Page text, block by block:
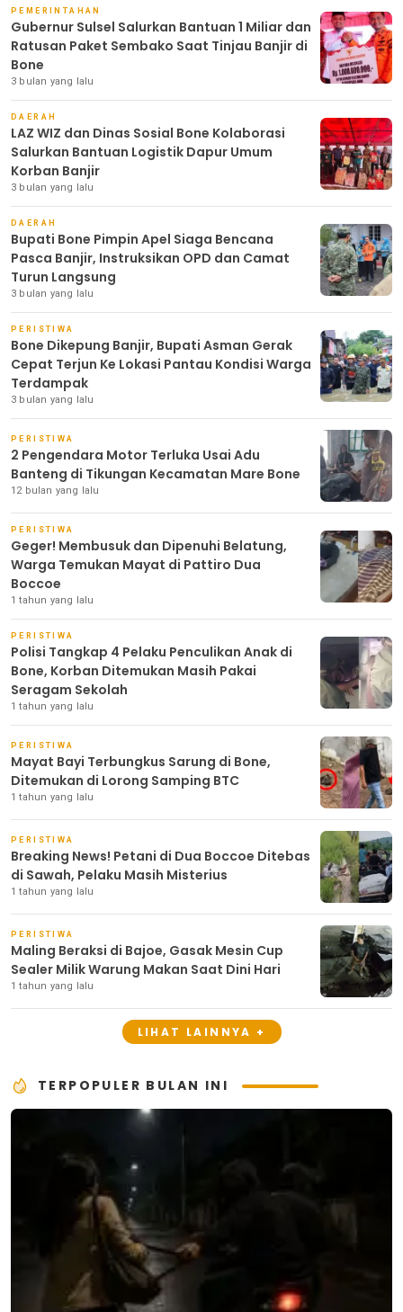
PEMERINTAHAN
Gubernur Sulsel Salurkan Bantuan 1 Miliar dan
Ratusan Paket Sembako Saat Tinjau Banjir di
Bone
3 bulan yang lalu
DAERAH
LAZ WIZ dan Dinas Sosial Bone Kolaborasi
Salurkan Bantuan Logistik Dapur Umum
Korban Banjir
3 bulan yang lalu
DAERAH
Bupati Bone Pimpin Apel Siaga Bencana
Pasca Banjir, Instruksikan OPD dan Camat
Turun Langsung
3 bulan yang lalu
PERISTIWA
Bone Dikepung Banjir, Bupati Asman Gerak
Cepat Terjun Ke Lokasi Pantau Kondisi Warga
Terdampak
3 bulan yang lalu
PERISTIWA
2 Pengendara Motor Terluka Usai Adu
Banteng di Tikungan Kecamatan Mare Bone
12 bulan yang lalu
PERISTIWA
Geger! Membusuk dan Dipenuhi Belatung,
Warga Temukan Mayat di Pattiro Dua
Boccoe
1 tahun yang lalu
PERISTIWA
Polisi Tangkap 4 Pelaku Penculikan Anak di
Bone, Korban Ditemukan Masih Pakai
Seragam Sekolah
1 tahun yang lalu
PERISTIWA
Mayat Bayi Terbungkus Sarung di Bone,
Ditemukan di Lorong Samping BTC
1 tahun yang lalu
PERISTIWA
Breaking News! Petani di Dua Boccoe Ditebas
di Sawah, Pelaku Masih Misterius
1 tahun yang lalu
PERISTIWA
Maling Beraksi di Bajoe, Gasak Mesin Cup
Sealer Milik Warung Makan Saat Dini Hari
1 tahun yang lalu
LIHAT LAINNYA +
TERPOPULER BULAN INI